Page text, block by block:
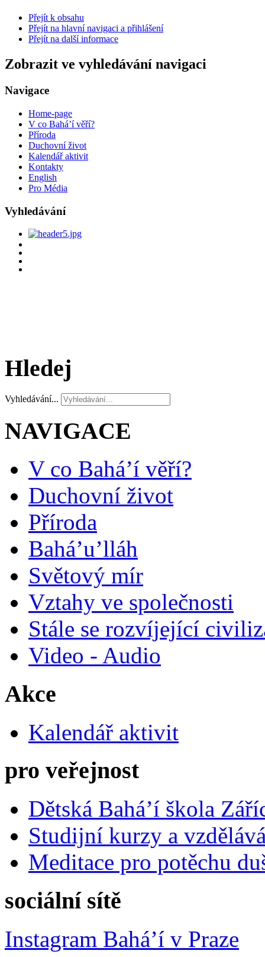
Přejít k obsahu
Přejít na hlavní navigaci a přihlášení
Přejít na další informace
Zobrazit ve vyhledávání navigaci
Navigace
Home-page
V co Bahá’í věří?
Příroda
Duchovní život
Kalendář aktivit
Kontakty
English
Pro Média
Vyhledávání
Hledej
Vyhledávání...
NAVIGACE
V co Bahá’í věří?
Duchovní život
Příroda
Bahá’u’lláh
Světový mír
Vztahy ve společnosti
Stále se rozvíjející
Video - Audio
Akce
Kalendář aktivit
pro veřejnost
Dětská Bahá’í škola
Studijní kurzy a
Meditace pro potěchu
sociální sítě
Instagram Bahá’í v Praze